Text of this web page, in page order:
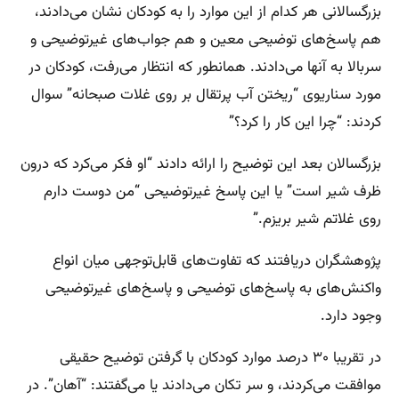
بزرگسالانی هر کدام از این موارد را به کودکان نشان می‌دادند،
هم پاسخ‌های توضیحی معین و هم جواب‌های غیرتوضیحی و
سربالا به آنها می‌دادند. همانطور که انتظار می‌رفت، کودکان در
مورد سناریوی “ریختن آب پرتقال بر روی غلات صبحانه” سوال
کردند:‌ “چرا این کار را کرد؟”
بزرگسالان بعد این توضیح‌ را ارائه دادند “او فکر می‌کرد که درون
ظرف شیر است” یا این پاسخ غیرتوضیحی “من دوست دارم
روی غلاتم شیر بریزم.”
پژوهشگران دریافتند که تفاوت‌های قابل‌توجهی میان انواع
واکنش‌های به پاسخ‌های توضیحی و پاسخ‌های غیرتوضیحی
وجود دارد.
در تقریبا ۳۰ درصد موارد کودکان با گرفتن توضیح حقیقی
موافقت می‌کردند، و سر تکان می‌دادند یا می‌گفتند: “آهان”. در